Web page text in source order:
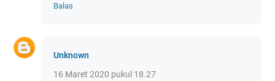
Balas
Unknown
16 Maret 2020 pukul 18.27